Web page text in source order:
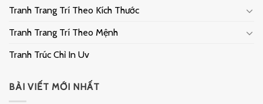
Tranh Trang Trí Theo Kích Thước
Tranh Trang Trí Theo Mệnh
Tranh Trúc Chỉ In Uv
BÀI VIẾT MỚI NHẤT